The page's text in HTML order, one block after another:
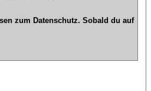
zum Datenschutz. Sobald du auf